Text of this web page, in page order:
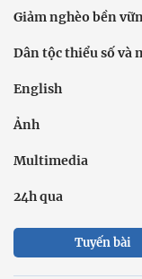
Giảm nghèo bền
Dân tộc thiểu số và
English
Ảnh
Multimedia
24h qua
Tuyến bài